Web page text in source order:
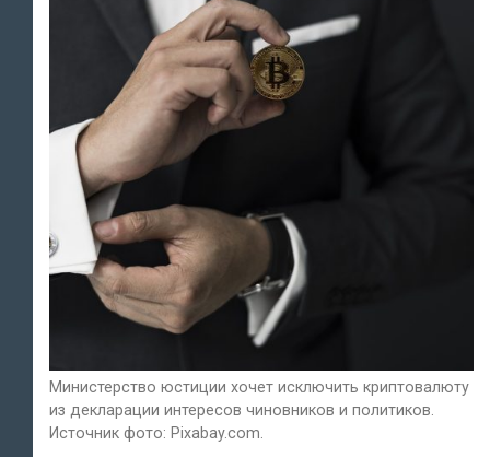
Министерство юстиции хочет исключить криптовалюту
из декларации интересов чиновников и политиков.
Источник фото: Pixabay.com.